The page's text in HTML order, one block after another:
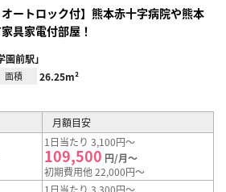
オートロック付】熊本赤十字病院や熊本
具家電付部屋！
前駅」
面積 26.25m²
月額目安
1日当たり 3,100円～
109,500 円/月～
初期費用他 22,000円～
1日当たり 3,300円～